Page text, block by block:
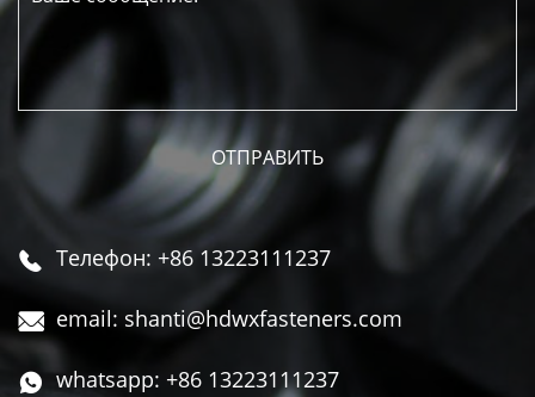
 Телефон: +86 13223111237
 email: shanti@hdwxfasteners.com
 whatsapp: +86 13223111237